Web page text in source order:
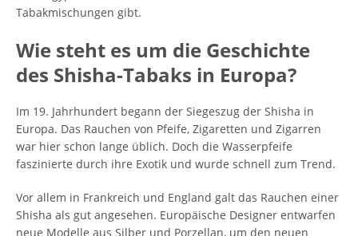
Tabakmischungen gibt.
Wie steht es um die Geschichte
des Shisha-Tabaks in Europa?
Im 19. Jahrhundert begann der Siegeszug der Shisha in
Europa. Das Rauchen von Pfeife, Zigaretten und Zigarren
war hier schon lange üblich. Doch die Wasserpfeife
faszinierte durch ihre Exotik und wurde schnell zum Trend.
Vor allem in Frankreich und England galt das Rauchen einer
Shisha als gut angesehen. Europäische Designer entwarfen
neue Modelle aus Silber und Porzellan, um den neuen